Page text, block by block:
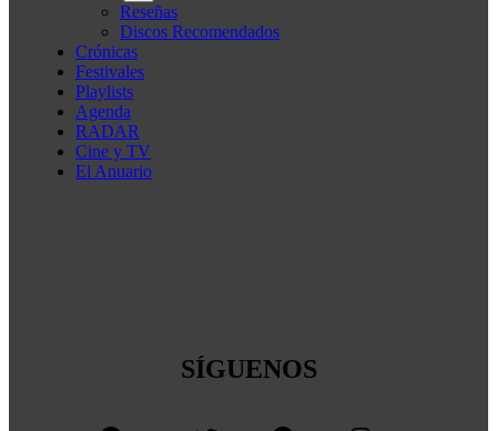
Reseñas
Discos Recomendados
Crónicas
Festivales
Playlists
Agenda
RADAR
Cine y TV
El Anuario
SÍGUENOS